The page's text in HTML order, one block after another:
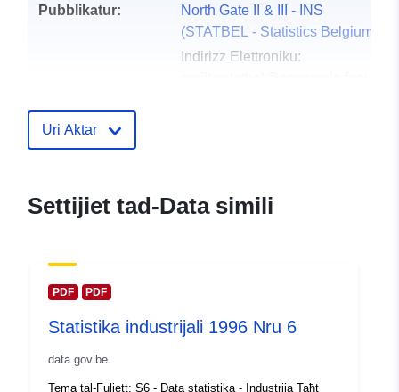
Pubblikatur:
North Gate II & III - INS
(STATBEL - Statistics Belgium)
Indirizz Elettroniku:
Indirizz Elettroniku:
https://statbel.fgov.be/fr
Uri Aktar
Settijiet tad-Data simili
PDF PDF
Statistika industrijali 1996 Nru 6
data.gov.be
Tema tal-Fuljett: S6 - Data statistika - Industrija Taħt